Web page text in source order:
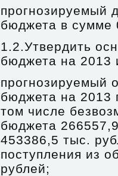
прогнозируемый
бюджета в сумме
1.2.Утвердить
бюджета на 2013
прогнозируемый
бюджета на 2013
том числе
бюджета
453386,5 тыс.
поступления из
рублей;